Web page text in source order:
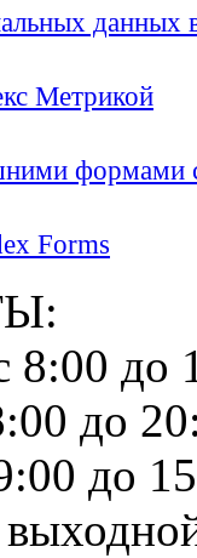
Метрикой
формами
Forms
до
до